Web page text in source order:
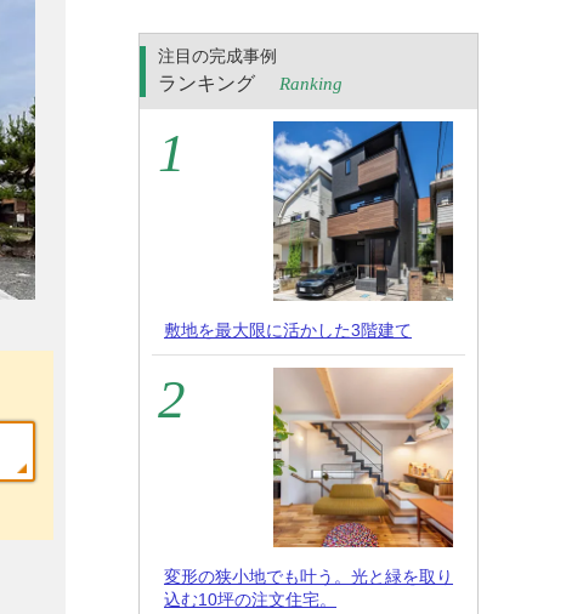
注目の完成事例
ランキング Ranking
敷地を最大限に活かした3階建て
変形の狭小地でも叶う。光と緑を取り
込む10坪の注文住宅。